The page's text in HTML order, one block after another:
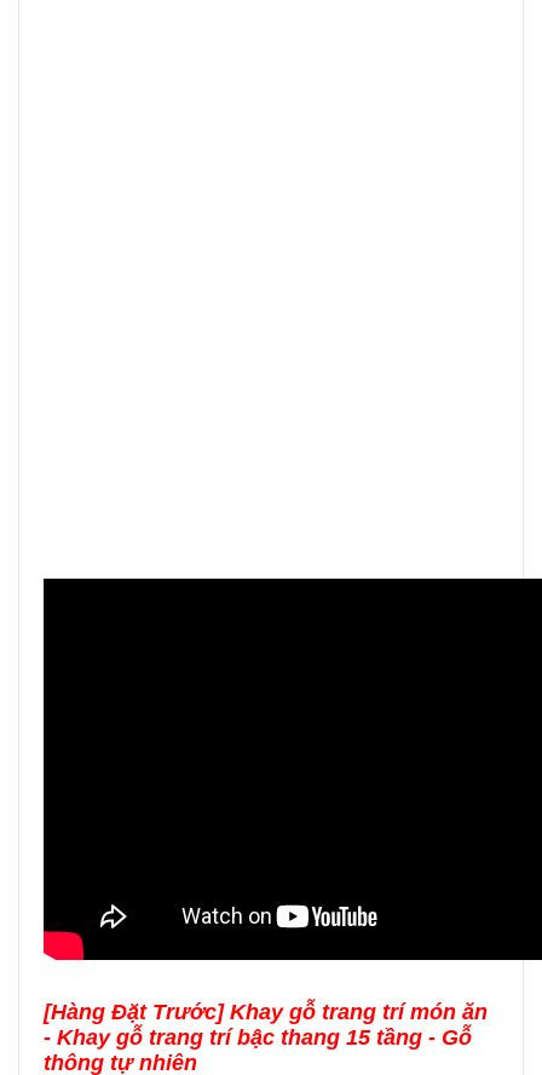
[Hàng Đặt Trước] Khay gỗ trang trí món ăn
- Khay gỗ trang trí bậc thang 15 tầng - Gỗ
thông tự nhiên